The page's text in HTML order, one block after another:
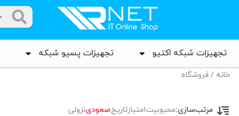
تجهیزات شبکه اکتیو تجهیزات پسیو شبکه
خانه / فروشگاه
مرتب‌سازی:محبوبیتامتیازتاریخصعودینزولی